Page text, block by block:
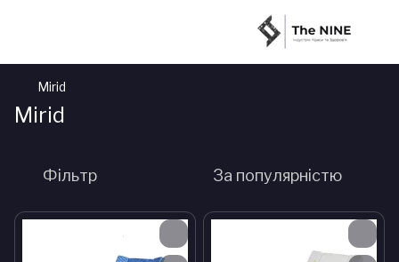
Mirid
Mirid
Фільтр За популярністю